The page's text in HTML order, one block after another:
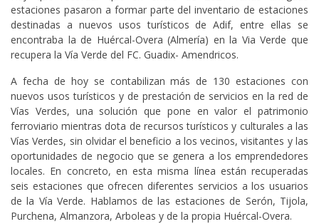
estaciones pasaron a formar parte del inventario de estaciones
destinadas a nuevos usos turísticos de Adif, entre ellas se
encontraba la de Huércal-Overa (Almería) en la Via Verde que
recupera la Vía Verde del FC. Guadix- Amendricos.
A fecha de hoy se contabilizan más de 130 estaciones con
nuevos usos turísticos y de prestación de servicios en la red de
Vías Verdes, una solución que pone en valor el patrimonio
ferroviario mientras dota de recursos turísticos y culturales a las
Vías Verdes, sin olvidar el beneficio a los vecinos, visitantes y las
oportunidades de negocio que se genera a los emprendedores
locales. En concreto, en esta misma línea están recuperadas
seis estaciones que ofrecen diferentes servicios a los usuarios
de la Vía Verde. Hablamos de las estaciones de Serón, Tijola,
Purchena, Almanzora, Arboleas y de la propia Huércal-Overa.